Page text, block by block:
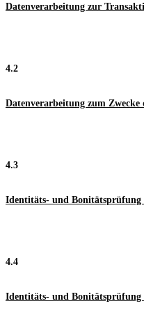
Datenverarbeitung zur
4.2
Datenverarbeitung zum
4.3
Identitäts- und Bonitätsprüfung
4.4
Identitäts- und Bonitätsprüfung